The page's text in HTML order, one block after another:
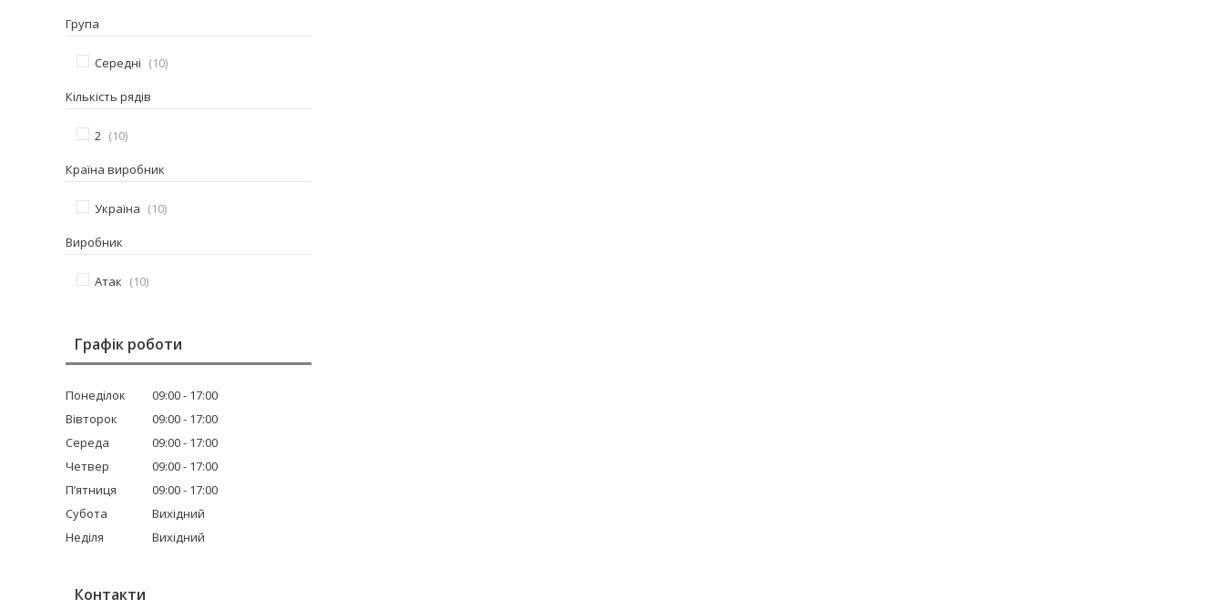
Група
Середні 10
Кількість рядів
2 10
Країна виробник
Україна 10
Виробник
Атак 10
Графік роботи
Понеділок 09:00
17:00
Вівторок
09:00
17:00
Середа
09:00
17:00
Четвер
09:00
17:00
Пʼятниця
09:00
17:00
Субота
Вихідний
Неділя
Вихідний
Контакти